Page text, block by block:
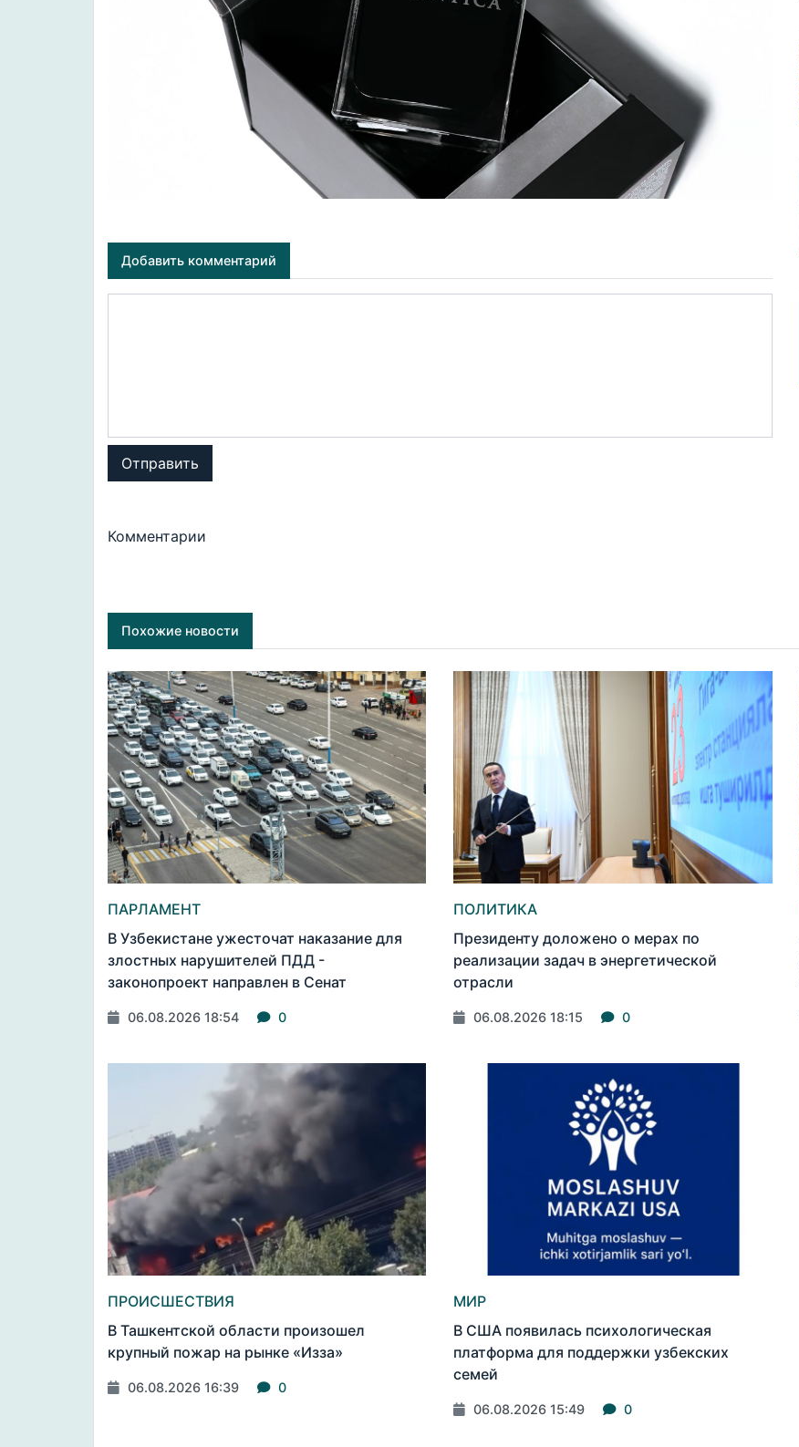
Добавить комментарий
Отправить
Комментарии
Похожие новости
ПАРЛАМЕНТ
В Узбекистане ужесточат наказание для
злостных нарушителей ПДД -
законопроект направлен в Сенат
06.08.2026 18:54 0
ПОЛИТИКА
Президенту доложено о мерах по
реализации задач в энергетической
отрасли
06.08.2026 18:15 0
ПРОИСШЕСТВИЯ
В Ташкентской области произошел
крупный пожар на рынке «Изза»
06.08.2026 16:39 0
МИР
В США появилась психологическая
платформа для поддержки узбекских
семей
06.08.2026 15:49 0